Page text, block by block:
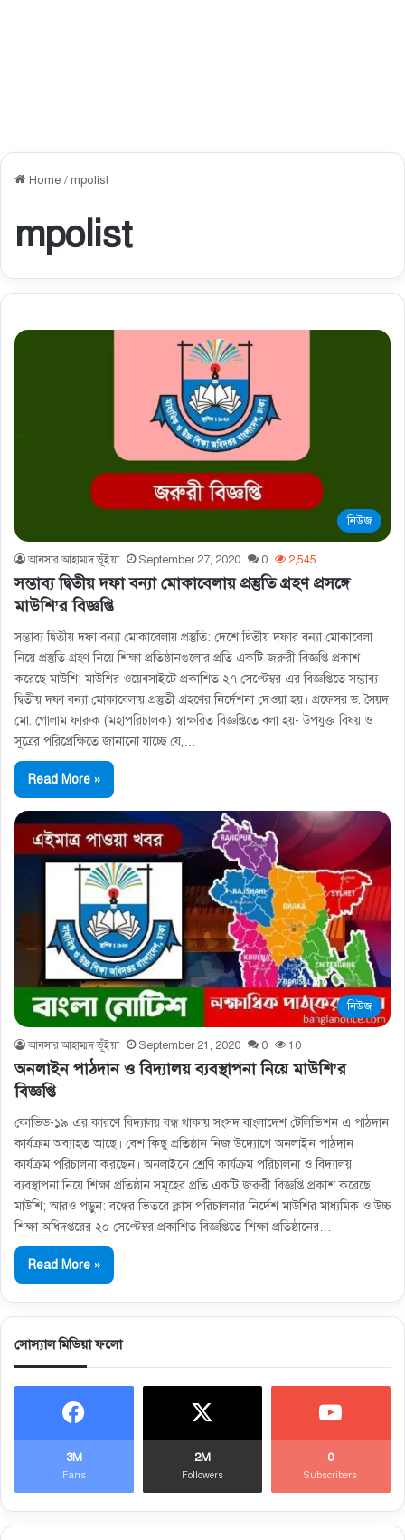
Home /mpolist
mpolist
নিউজ
আনসার আহাম্মদ ভূঁইয়া September 27, 2020 0 2,545
সম্ভাব্য দ্বিতীয় দফা বন্যা মােকাবেলায় প্রস্তুতি গ্রহণ প্রসঙ্গে
মাউশি’র বিজ্ঞপ্তি
সম্ভাব্য দ্বিতীয় দফা বন্যা মােকাবেলায় প্রস্তুতি: দেশে দ্বিতীয় দফার বন্যা মোকাবেলা
নিয়ে প্রস্তুতি গ্রহণ নিয়ে শিক্ষা প্রতিষ্ঠানগুলোর প্রতি একটি জরুরী বিজ্ঞপ্তি প্রকাশ
করেছে মাউশি; মাউশির ওয়েবসাইটে প্রকাশিত ২৭ সেপ্টেম্বর এর বিজ্ঞপ্তিতে সম্ভাব্য
দ্বিতীয় দফা বন্যা মোকাবেলায় প্রস্তুতী গ্রহণের নির্দেশনা দেওয়া হয়। প্রফেসর ড. সৈয়দ
মাে. গােলাম ফারুক (মহাপরিচালক) স্বাক্ষরিত বিজ্ঞপ্তিতে বলা হয়- উপযুক্ত বিষয় ও
সূত্রের পরিপ্রেক্ষিতে জানানাে যাচ্ছে যে,…
Read More »
নিউজ
আনসার আহাম্মদ ভূঁইয়া September 21, 2020 0 10
অনলাইন পাঠদান ও বিদ্যালয় ব্যবস্থাপনা নিয়ে মাউশি’র
বিজ্ঞপ্তি
কোভিড-১৯ এর কারণে বিদ্যালয় বন্ধ থাকায় সংসদ বাংলাদেশ টেলিভিশন এ পাঠদান
কার্যক্রম অব্যাহত আছে। বেশ কিছু প্রতিষ্ঠান নিজ উদ্যোগে অনলাইন পাঠদান
কার্যক্রম পরিচালনা করছেন। অনলাইনে শ্রেণি কার্যক্রম পরিচালনা ও বিদ্যালয়
ব্যবস্থাপনা নিয়ে শিক্ষা প্রতিষ্ঠান সমূহের প্রতি একটি জরুরী বিজ্ঞপ্তি প্রকাশ করেছে
মাউশি; আরও পড়ুন: বন্ধের ভিতরে ক্লাস পরিচালনার নির্দেশ মাউশির মাধ্যমিক ও উচ্চ
শিক্ষা অধিদপ্তরের ২০ সেপ্টেম্বর প্রকাশিত বিজ্ঞপ্তিতে শিক্ষা প্রতিষ্ঠানের…
Read More »
সোস্যাল মিডিয়া ফলো
3M
Fans
2M
Followers
0
Subscribers